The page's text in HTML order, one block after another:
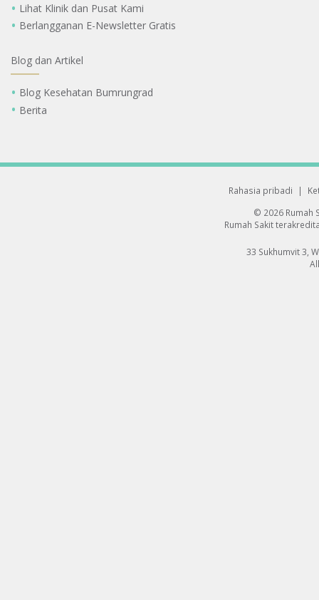
Lihat Klinik dan Pusat Kami
Berlangganan E-Newsletter Gratis
Blog dan Artikel
Blog Kesehatan Bumrungrad
Berita
Rahasia pribadi |
© 2026 Rumah
Rumah Sakit
33 Sukhumvit 3,